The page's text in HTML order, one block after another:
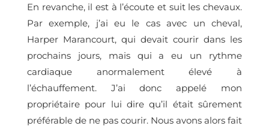
En revanche, il est à l’écoute et suit les chevaux.
Par exemple, j’ai eu le cas avec un cheval,
Harper Marancourt, qui devait courir dans les
prochains jours, mais qui a eu un rythme
cardiaque anormalement élevé à
l’échauffement. J’ai donc appelé mon
propriétaire pour lui dire qu’il était sûrement
préférable de ne pas courir. Nous avons alors fait